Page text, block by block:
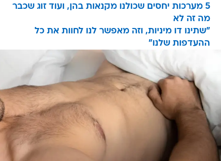
5 מערכות יחסים שכולנו מקנאות בהן, ועוד זוג שכבר
מה זה לא
"שתינו דו מיניות, וזה מאפשר לנו לחוות את כל
ההעדפות שלנו"